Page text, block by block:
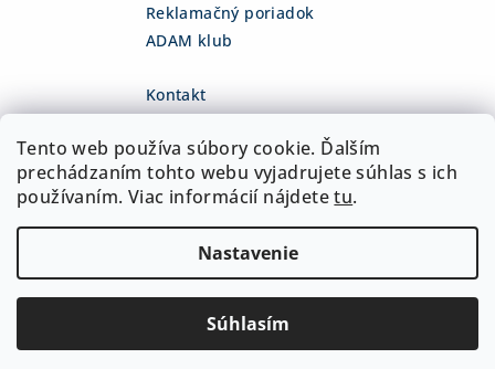
Tento web používa súbory cookie. Ďalším
prechádzaním tohto webu vyjadrujete súhlas s ich
používaním. Viac informácií nájdetetu.
Nastavenie
Súhlasím
Reklamačný poriadok
ADAM klub
Kontakt
+421 918 468 475
fb.com/adamshop.sk
adamshop.sk
Vytvoril Shoptet